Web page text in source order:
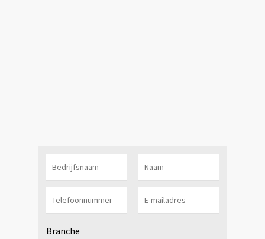
Branche